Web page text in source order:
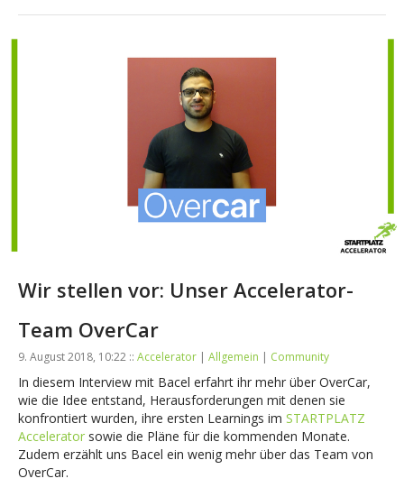
Wir stellen vor: Unser Accelerator-
Team OverCar
9. August 2018, 10:22 :: Accelerator | Allgemein | Community
In diesem Interview mit Bacel erfahrt ihr mehr über OverCar,
wie die Idee entstand, Herausforderungen mit denen sie
konfrontiert wurden, ihre ersten Learnings im STARTPLATZ
Accelerator sowie die Pläne für die kommenden Monate.
Zudem erzählt uns Bacel ein wenig mehr über das Team von
OverCar.